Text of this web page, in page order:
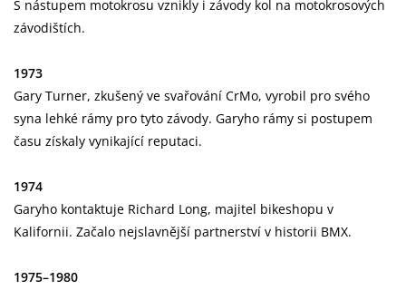
S nástupem motokrosu vznikly i závody kol na motokrosových
závodištích.
1973
Gary Turner, zkušený ve svařování CrMo, vyrobil pro svého
syna lehké rámy pro tyto závody. Garyho rámy si postupem
času získaly vynikající reputaci.
1974
Garyho kontaktuje Richard Long, majitel bikeshopu v
Kalifornii. Začalo nejslavnější partnerství v historii BMX.
1975–1980